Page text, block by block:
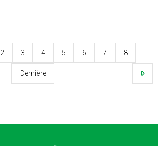
2 3 4 5 6 7 8
Dernière